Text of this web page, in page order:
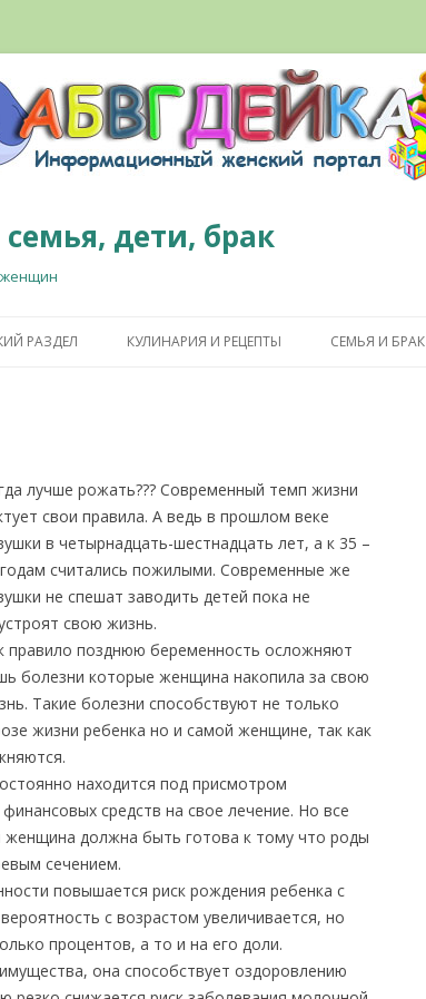
дети, брак
женщин
РАЗДЕЛ КУЛИНАРИЯ И РЕЦЕПТЫ СЕМЬЯ И БРАК
лучше рожать??? Современный темп жизни
свои правила. А ведь в прошлом веке
в четырнадцать-шестнадцать лет, а к 35 –
считались пожилыми. Современные же
не спешат заводить детей пока не
свою жизнь.
правило позднюю беременность осложняют
болезни которые женщина накопила за свою
Такие болезни способствуют не только
жизни ребенка но и самой женщине, так как
находится под присмотром
средств на свое лечение. Но все
женщина должна быть готова к тому что роды
сечением.
повышается риск рождения ребенка с
с возрастом увеличивается, но
процентов, а то и на его доли.
она способствует оздоровлению